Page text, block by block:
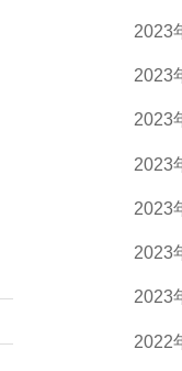
2023
2023
2023
2023
2023
2023
2023
2022